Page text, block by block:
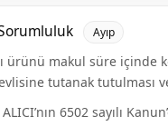
Ayıp
ürünü makul süre içinde
tutanak tutulması
6502 sayılı